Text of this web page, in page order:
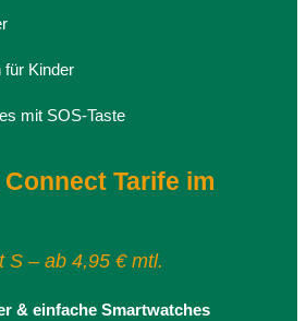
für Kinder
mit SOS-Taste
Tarife im
S – ab 4,95 € mtl.
& einfache Smartwatches